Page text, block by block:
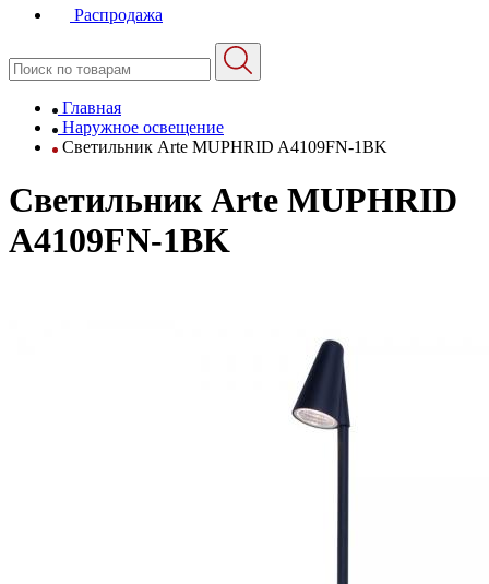
Распродажа
Главная
Наружное освещение
Светильник Arte MUPHRID A4109FN-1BK
Светильник Arte MUPHRID
A4109FN-1BK